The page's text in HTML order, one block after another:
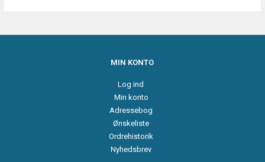
MIN KONTO
Log ind
Min konto
Adressebog
Ønskeliste
Ordrehistorik
Nyhedsbrev